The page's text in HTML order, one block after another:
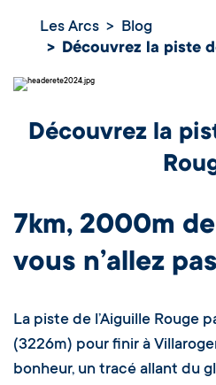
Les Arcs
Blog
Découvrez la piste
Découvrez la
7km, 2000m
vous n’allez
La piste de l’Aiguille Rouge
(3226m) pour finir à
bonheur, un tracé allant du